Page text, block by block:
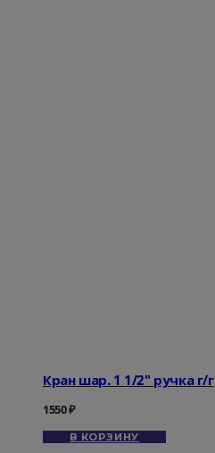
Кран шар. 1 1/2" ручка г/г
1550₽
В КОРЗИНУ